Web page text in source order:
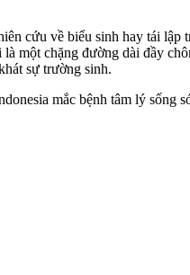
cứu về biểu sinh hay tái
một chặng đường dài đầy
sự trường sinh.
mắc bệnh tâm lý sống